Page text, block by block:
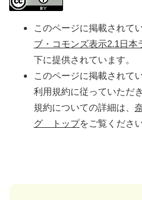
このページに掲載されて
ブ・コモンズ表示2.1日本
下に提供されています。
このページに掲載されて
利用規約に従っていただ
規約についての詳細は、
グ トップをご覧ください